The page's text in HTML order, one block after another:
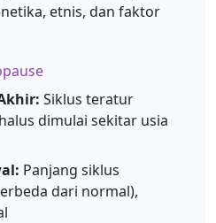
etnis, dan faktor
Siklus teratur
dimulai sekitar usia
Panjang siklus
dari normal),